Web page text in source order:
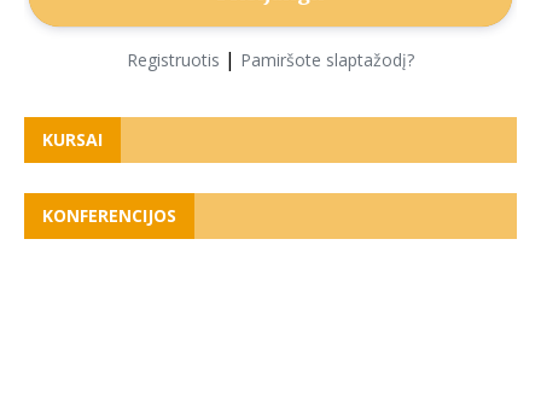
Registruotis | Pamiršote slaptažodį?
KURSAI
KONFERENCIJOS